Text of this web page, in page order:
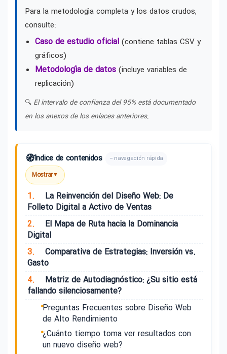
Para la metodología completa y los datos crudos,
consulte:
Caso de estudio oficial (contiene tablas CSV y
gráficos)
Metodología de datos (incluye variables de
replicación)
🔍 El intervalo de confianza del 95% está documentado
en los anexos de los enlaces anteriores.
🧭Índice de contenidos – navegación rápida
Mostrar▼
1.
La Reinvención del Diseño Web: De
Folleto Digital a Activo de Ventas
2.
El Mapa de Ruta hacia la Dominancia
Digital
3.
Comparativa de Estrategias: Inversión vs.
Gasto
4.
Matriz de Autodiagnóstico: ¿Su sitio está
fallando silenciosamente?
Preguntas Frecuentes sobre Diseño Web
de Alto Rendimiento
¿Cuánto tiempo toma ver resultados con
un nuevo diseño web?